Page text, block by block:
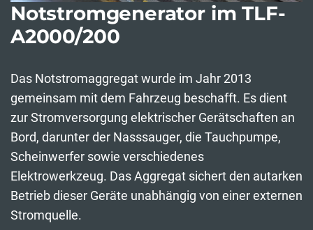
Notstromgenerator im TLF-
A2000/200
Das Notstromaggregat wurde im Jahr 2013
gemeinsam mit dem Fahrzeug beschafft. Es dient
zur Stromversorgung elektrischer Gerätschaften an
Bord, darunter der Nasssauger, die Tauchpumpe,
Scheinwerfer sowie verschiedenes
Elektrowerkzeug. Das Aggregat sichert den autarken
Betrieb dieser Geräte unabhängig von einer externen
Stromquelle.